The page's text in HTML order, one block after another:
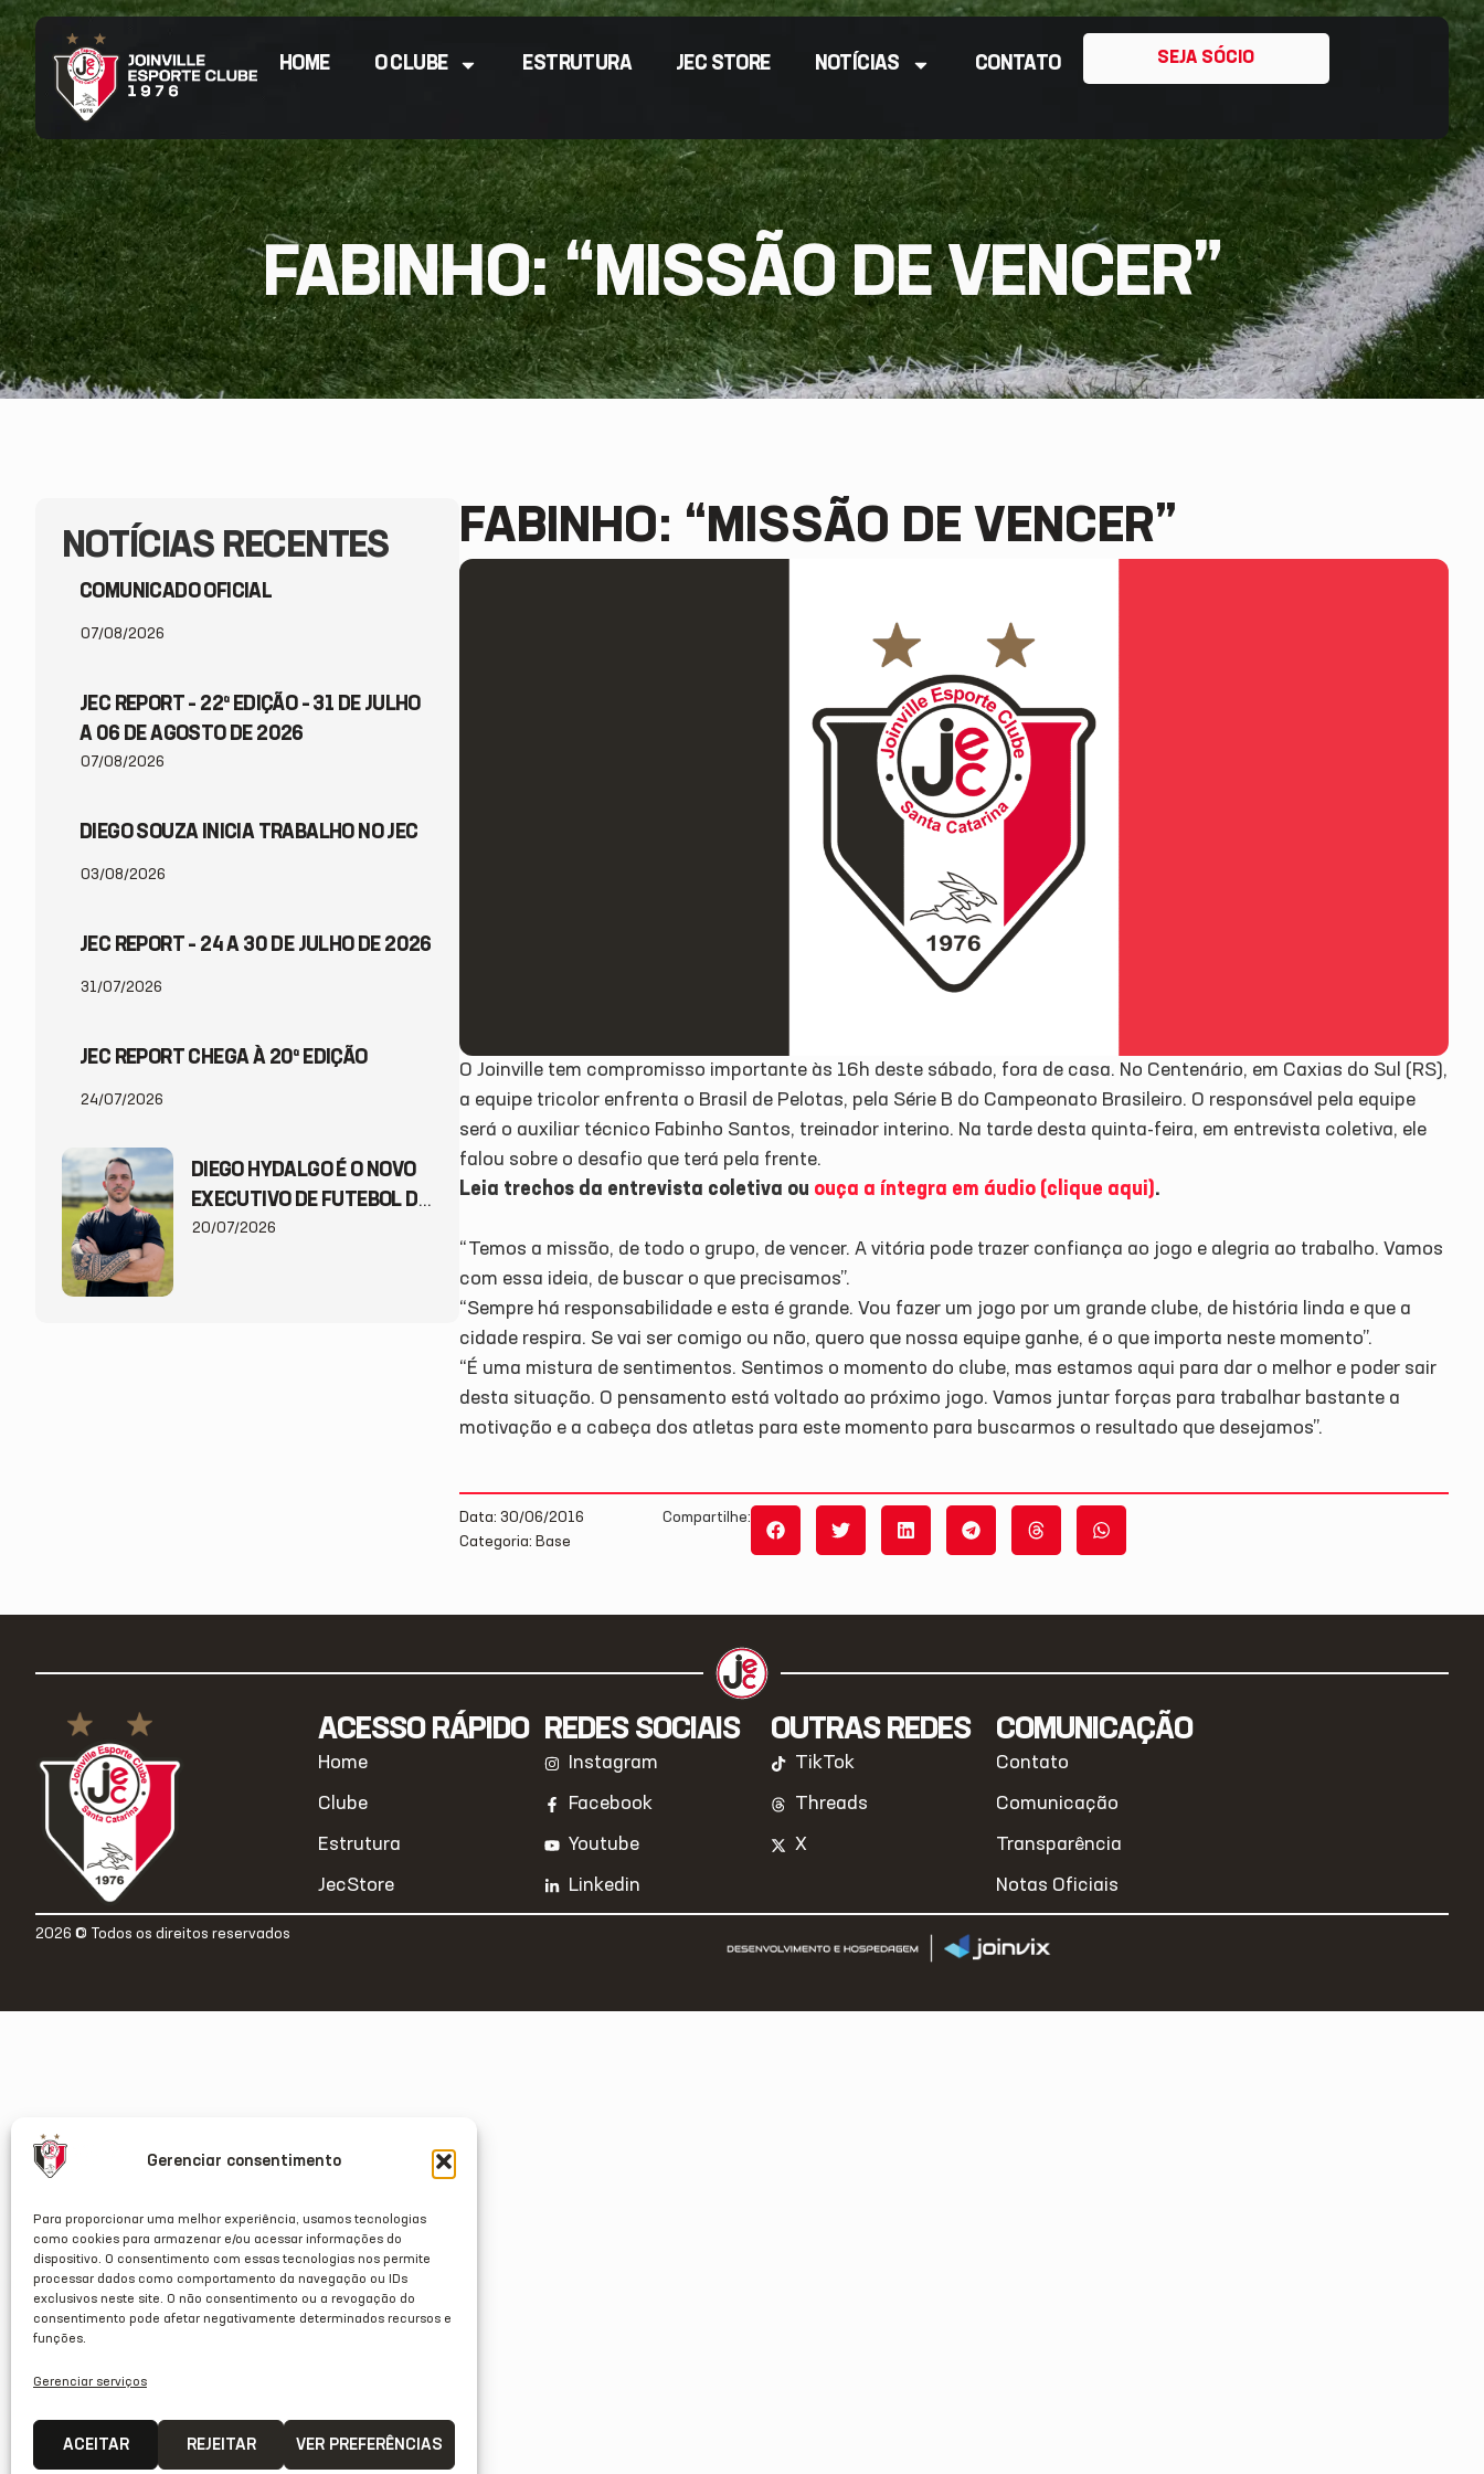
Gerenciar consentimento
Para proporcionar uma melhor experiência, usamos tecnologias
como cookies para armazenar e/ou acessar informações do
dispositivo. O consentimento com essas tecnologias nos permite
processar dados como comportamento da navegação ou IDs
exclusivos neste site. O não consentimento ou a revogação do
consentimento pode afetar negativamente determinados recursos e
funções.
Gerenciar serviços
ACEITAR REJEITAR VER PREFERÊNCIAS
HOME O CLUBE ESTRUTURA JEC STORE NOTÍCIAS CONTATO SEJA SÓCIO
FABINHO: “MISSÃO DE VENCER”
NOTÍCIAS RECENTES
COMUNICADO OFICIAL
07/08/2026
JEC REPORT – 22ª EDIÇÃO – 31 DE JULHO
A 06 DE AGOSTO DE 2026
07/08/2026
DIEGO SOUZA INICIA TRABALHO NO JEC
03/08/2026
JEC REPORT – 24 A 30 DE JULHO DE 2026
31/07/2026
JEC REPORT CHEGA À 20ª EDIÇÃO
24/07/2026
DIEGO HYDALGO É O NOVO
EXECUTIVO DE FUTEBOL DO
JEC
20/07/2026
FABINHO: “MISSÃO DE VENCER”
O Joinville tem compromisso importante às 16h deste sábado, fora de casa. No Centenário, em Caxias do Sul (RS),
a equipe tricolor enfrenta o Brasil de Pelotas, pela Série B do Campeonato Brasileiro. O responsável pela equipe
será o auxiliar técnico Fabinho Santos, treinador interino. Na tarde desta quinta-feira, em entrevista coletiva, ele
falou sobre o desafio que terá pela frente.
Leia trechos da entrevista coletiva ou ouça a íntegra em áudio (clique aqui) .
“Temos a missão, de todo o grupo, de vencer. A vitória pode trazer confiança ao jogo e alegria ao trabalho. Vamos
com essa ideia, de buscar o que precisamos”.
“Sempre há responsabilidade e esta é grande. Vou fazer um jogo por um grande clube, de história linda e que a
cidade respira. Se vai ser comigo ou não, quero que nossa equipe ganhe, é o que importa neste momento”.
“É uma mistura de sentimentos. Sentimos o momento do clube, mas estamos aqui para dar o melhor e poder sair
desta situação. O pensamento está voltado ao próximo jogo. Vamos juntar forças para trabalhar bastante a
motivação e a cabeça dos atletas para este momento para buscarmos o resultado que desejamos”.
Data: 30/06/2016
Categoria: Base
Compartilhe:
ACESSO RÁPIDO
Home
Clube
Estrutura
JecStore
REDES SOCIAIS
Instagram
Facebook
Youtube
Linkedin
OUTRAS REDES
TikTok
Threads
X
COMUNICAÇÃO
Contato
Comunicação
Transparência
Notas Oficiais
2026 © Todos os direitos reservados